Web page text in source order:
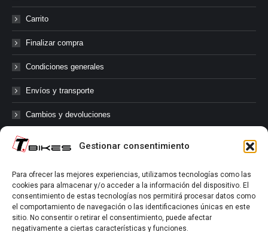
Gestionar consentimiento
Para ofrecer las mejores experiencias, utilizamos tecnologías como las
cookies para almacenar y/o acceder a la información del dispositivo. El
consentimiento de estas tecnologías nos permitirá procesar datos como
el comportamiento de navegación o las identificaciones únicas en este
sitio. No consentir o retirar el consentimiento, puede afectar
negativamente a ciertas características y funciones.
Carrito
Finalizar compra
Condiciones generales
Envíos y transporte
Cambios y devoluciones
@tbikes.cat #tbikes
Síguenos en las redes sociales de Tbikes, mantente informado de
nuestras novedades, productos, salidas en grupo, ofertas, sorteos ...
y muchos más!